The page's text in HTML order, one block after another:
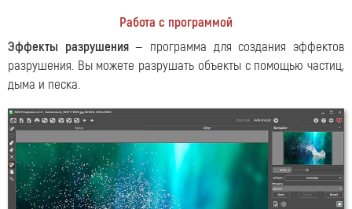
Работа с программой
Эффекты разрушения— программа для создания эффектов
разрушения. Вы можете разрушать объекты с помощью частиц,
дыма и песка.